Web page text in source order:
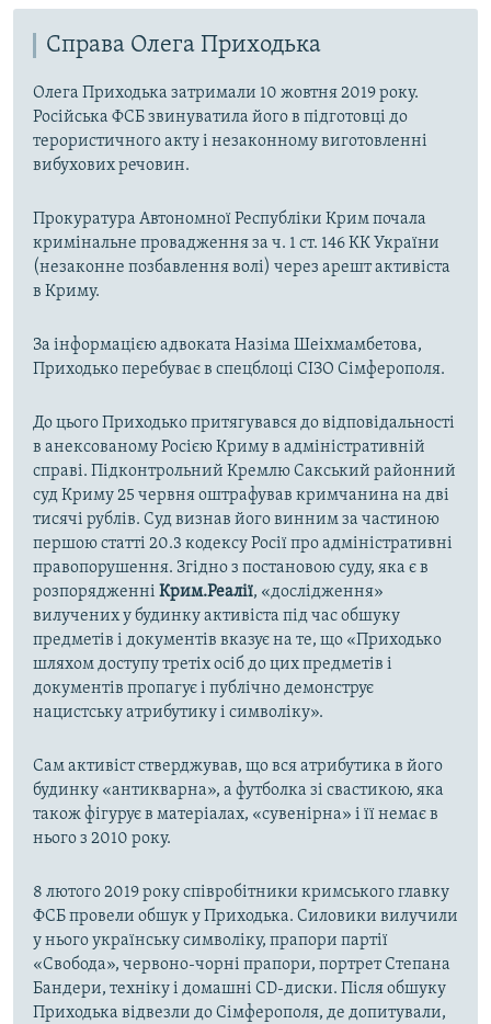
Справа Олега Приходька
Олега Приходька затримали 10 жовтня 2019 року.
Російська ФСБ звинуватила його в підготовці до
терористичного акту і незаконному виготовленні
вибухових речовин.
Прокуратура Автономної Республіки Крим почала
кримінальне провадження за ч. 1 ст. 146 КК України
(незаконне позбавлення волі) через арешт активіста
в Криму.
За інформацією адвоката Назіма Шеіхмамбетова,
Приходько перебуває в спецблоці СІЗО Сімферополя.
До цього Приходько притягувався до відповідальності
в анексованому Росією Криму в адміністративній
справі. Підконтрольний Кремлю Сакський районний
суд Криму 25 червня оштрафував кримчанина на дві
тисячі рублів. Суд визнав його винним за частиною
першою статті 20.3 кодексу Росії про адміністративні
правопорушення. Згідно з постановою суду, яка є в
розпорядженні Крим.Реалії, «дослідження»
вилучених у будинку активіста під час обшуку
предметів і документів вказує на те, що «Приходько
шляхом доступу третіх осіб до цих предметів і
документів пропагує і публічно демонструє
нацистську атрибутику і символіку».
Сам активіст стверджував, що вся атрибутика в його
будинку «антикварна», а футболка зі свастикою, яка
також фігурує в матеріалах, «сувенірна» і її немає в
нього з 2010 року.
8 лютого 2019 року співробітники кримського главку
ФСБ провели обшук у Приходька. Силовики вилучили
у нього українську символіку, прапори партії
«Свобода», червоно-чорні прапори, портрет Степана
Бандери, техніку і домашні CD-диски. Після обшуку
Приходька відвезли до Сімферополя, де допитували,